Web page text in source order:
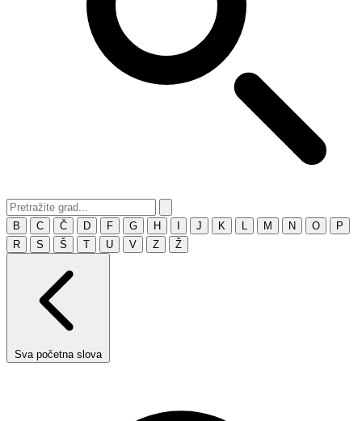
B C Č D F G H J K M N O
P
R
S Š T U V Z Ž
Sva početna slova